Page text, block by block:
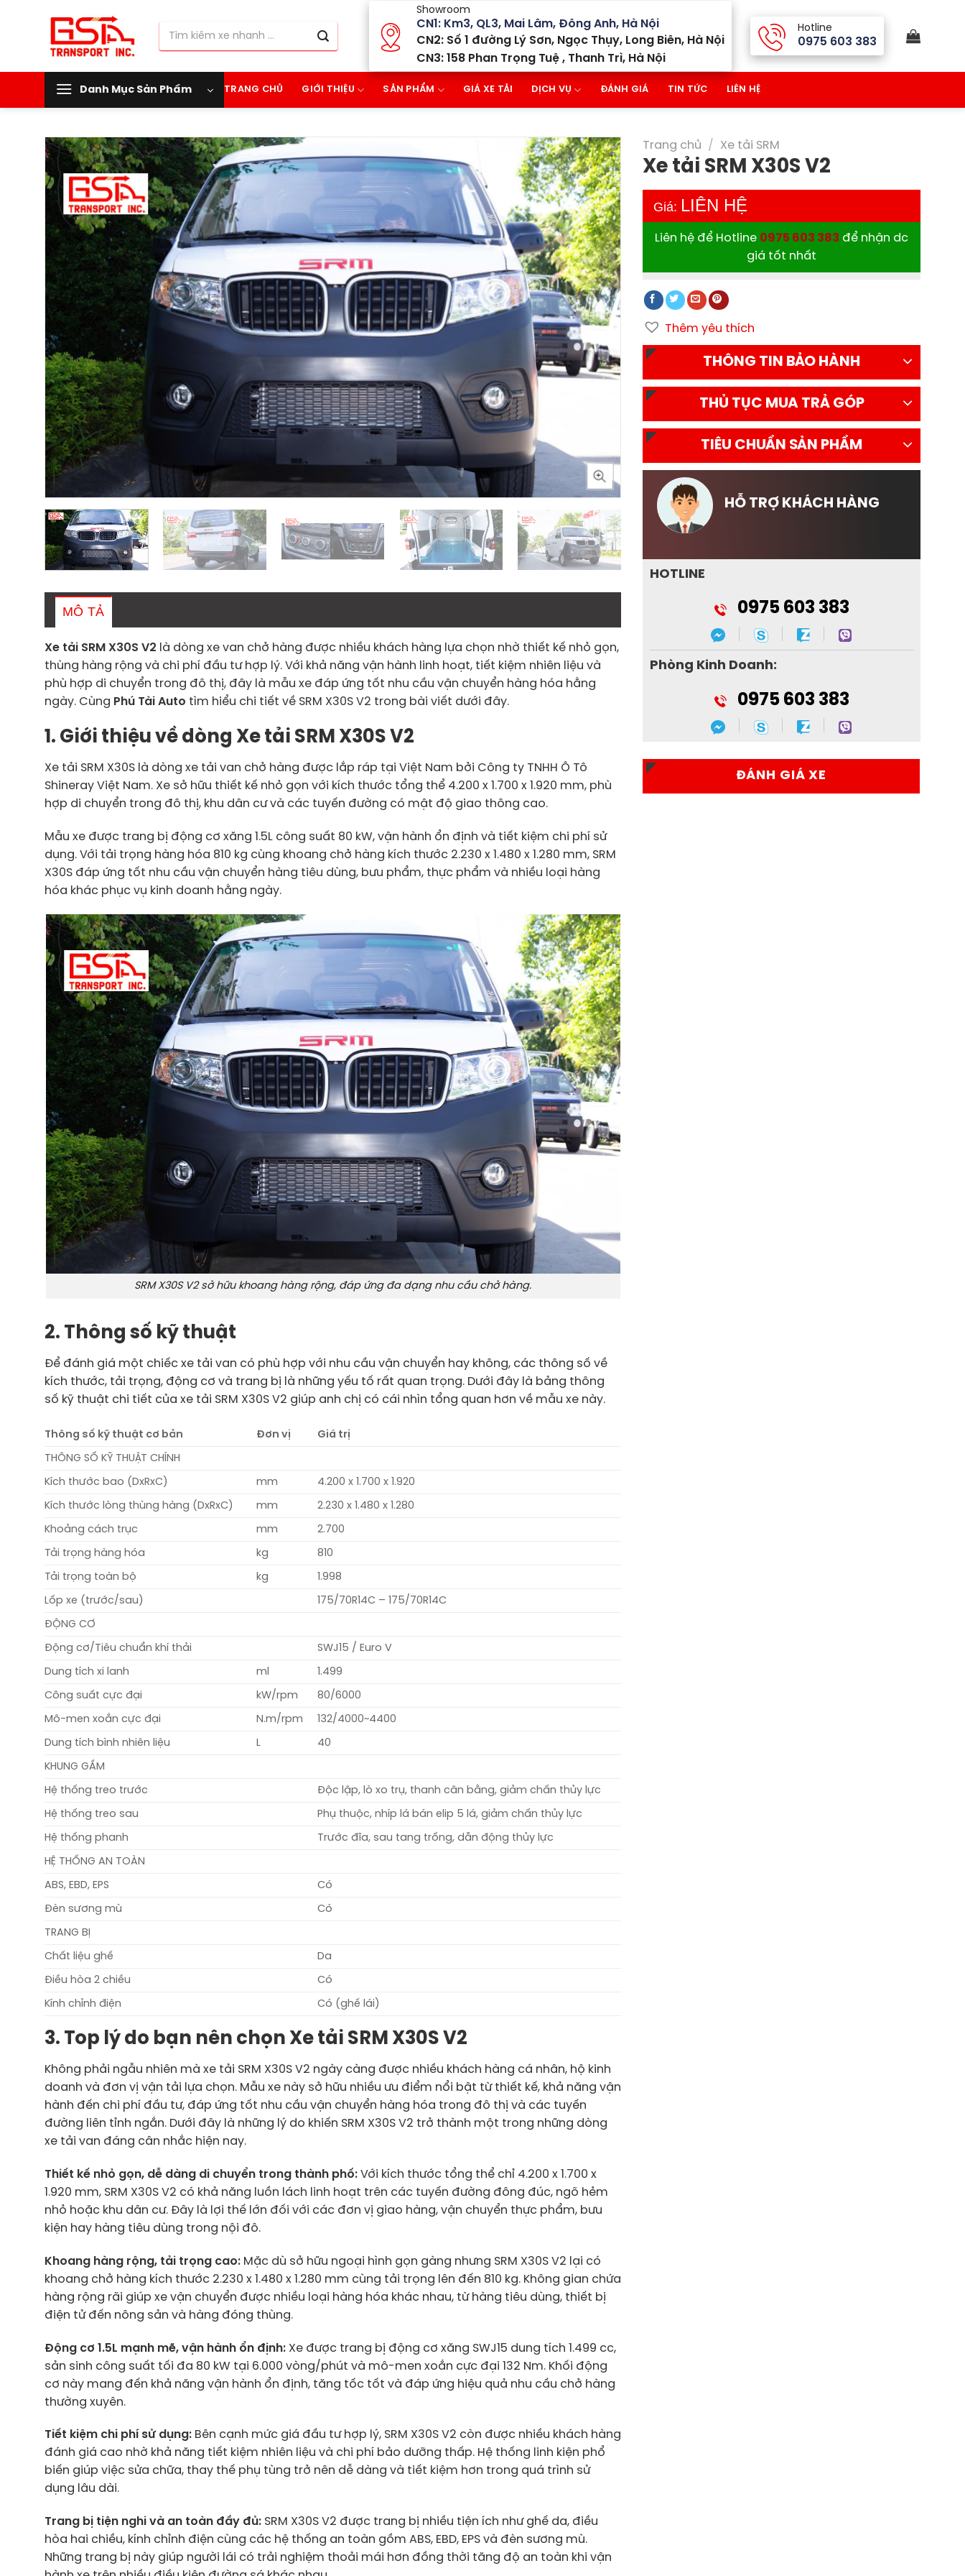
Tìm
Showroom
CN1: Km3, QL3, Mai Lâm, Đông Anh, Hà Nội
CN2: Số 1 đường Lý Sơn, Ngọc Thụy, Long Biên, Hà Nội
CN3: 158 Phan Trọng Tuệ , Thanh Trì, Hà Nội
Hotline
0975 603 383
Danh Mục Sản Phẩm TRANG CHỦ GIỚI THIỆU SẢN PHẨM GIÁ XE TẢI DỊCH VỤ ĐÁNH GIÁ TIN TỨC LIÊN HỆ
MÔ TẢ
Xe tải SRM X30S V2 là dòng xe van chở hàng được nhiều khách hàng lựa chọn nhờ thiết kế nhỏ gọn,
thùng hàng rộng và chi phí đầu tư hợp lý. Với khả năng vận hành linh hoạt, tiết kiệm nhiên liệu và
phù hợp di chuyển trong đô thị, đây là mẫu xe đáp ứng tốt nhu cầu vận chuyển hàng hóa hằng
ngày. Cùng Phú Tài Auto tìm hiểu chi tiết về SRM X30S V2 trong bài viết dưới đây.
1. Giới thiệu về dòng Xe tải SRM X30S V2
Xe tải SRM X30S là dòng xe tải van chở hàng được lắp ráp tại Việt Nam bởi Công ty TNHH Ô Tô
Shineray Việt Nam. Xe sở hữu thiết kế nhỏ gọn với kích thước tổng thể 4.200 x 1.700 x 1.920 mm, phù
hợp di chuyển trong đô thị, khu dân cư và các tuyến đường có mật độ giao thông cao.
Mẫu xe được trang bị động cơ xăng 1.5L công suất 80 kW, vận hành ổn định và tiết kiệm chi phí sử
dụng. Với tải trọng hàng hóa 810 kg cùng khoang chở hàng kích thước 2.230 x 1.480 x 1.280 mm, SRM
X30S đáp ứng tốt nhu cầu vận chuyển hàng tiêu dùng, bưu phẩm, thực phẩm và nhiều loại hàng
hóa khác phục vụ kinh doanh hằng ngày.
SRM X30S V2 sở hữu khoang hàng rộng, đáp ứng đa dạng nhu cầu chở hàng.
2. Thông số kỹ thuật
Để đánh giá một chiếc xe tải van có phù hợp với nhu cầu vận chuyển hay không, các thông số về
kích thước, tải trọng, động cơ và trang bị là những yếu tố rất quan trọng. Dưới đây là bảng thông
số kỹ thuật chi tiết của xe tải SRM X30S V2 giúp anh chị có cái nhìn tổng quan hơn về mẫu xe này.
Thông số kỹ thuật cơ bản Đơn vị Giá trị
THÔNG SỐ KỸ THUẬT CHÍNH
Kích thước bao (DxRxC) mm 4.200 x 1.700 x 1.920
Kích thước lòng thùng hàng (DxRxC) mm 2.230 x 1.480 x 1.280
Khoảng cách trục mm 2.700
Tải trọng hàng hóa kg 810
Tải trọng toàn bộ kg 1.998
Lốp xe (trước/sau) 175/70R14C – 175/70R14C
ĐỘNG CƠ
Động cơ/Tiêu chuẩn khí thải SWJ15 / Euro V
Dung tích xi lanh ml 1.499
Công suất cực đại kW/rpm 80/6000
Mô-men xoắn cực đại N.m/rpm 132/4000~4400
Dung tích bình nhiên liệu L 40
KHUNG GẦM
Hệ thống treo trước Độc lập, lò xo trụ, thanh cân bằng, giảm chấn thủy lực
Hệ thống treo sau Phụ thuộc, nhíp lá bán elip 5 lá, giảm chấn thủy lực
Hệ thống phanh Trước đĩa, sau tang trống, dẫn động thủy lực
HỆ THỐNG AN TOÀN
ABS, EBD, EPS Có
Đèn sương mù Có
TRANG BỊ
Chất liệu ghế Da
Điều hòa 2 chiều Có
Kính chỉnh điện Có (ghế lái)
3. Top lý do bạn nên chọn Xe tải SRM X30S V2
Không phải ngẫu nhiên mà xe tải SRM X30S V2 ngày càng được nhiều khách hàng cá nhân, hộ kinh
doanh và đơn vị vận tải lựa chọn. Mẫu xe này sở hữu nhiều ưu điểm nổi bật từ thiết kế, khả năng vận
hành đến chi phí đầu tư, đáp ứng tốt nhu cầu vận chuyển hàng hóa trong đô thị và các tuyến
đường liên tỉnh ngắn. Dưới đây là những lý do khiến SRM X30S V2 trở thành một trong những dòng
xe tải van đáng cân nhắc hiện nay.
Thiết kế nhỏ gọn, dễ dàng di chuyển trong thành phố: Với kích thước tổng thể chỉ 4.200 x 1.700 x
1.920 mm, SRM X30S V2 có khả năng luồn lách linh hoạt trên các tuyến đường đông đúc, ngõ hẻm
nhỏ hoặc khu dân cư. Đây là lợi thế lớn đối với các đơn vị giao hàng, vận chuyển thực phẩm, bưu
kiện hay hàng tiêu dùng trong nội đô.
Khoang hàng rộng, tải trọng cao: Mặc dù sở hữu ngoại hình gọn gàng nhưng SRM X30S V2 lại có
khoang chở hàng kích thước 2.230 x 1.480 x 1.280 mm cùng tải trọng lên đến 810 kg. Không gian chứa
hàng rộng rãi giúp xe vận chuyển được nhiều loại hàng hóa khác nhau, từ hàng tiêu dùng, thiết bị
điện tử đến nông sản và hàng đóng thùng.
Động cơ 1.5L mạnh mẽ, vận hành ổn định: Xe được trang bị động cơ xăng SWJ15 dung tích 1.499 cc,
sản sinh công suất tối đa 80 kW tại 6.000 vòng/phút và mô-men xoắn cực đại 132 Nm. Khối động
cơ này mang đến khả năng vận hành ổn định, tăng tốc tốt và đáp ứng hiệu quả nhu cầu chở hàng
thường xuyên.
Tiết kiệm chi phí sử dụng: Bên cạnh mức giá đầu tư hợp lý, SRM X30S V2 còn được nhiều khách hàng
đánh giá cao nhờ khả năng tiết kiệm nhiên liệu và chi phí bảo dưỡng thấp. Hệ thống linh kiện phổ
biến giúp việc sửa chữa, thay thế phụ tùng trở nên dễ dàng và tiết kiệm hơn trong quá trình sử
dụng lâu dài.
Trang bị tiện nghi và an toàn đầy đủ: SRM X30S V2 được trang bị nhiều tiện ích như ghế da, điều
hòa hai chiều, kính chỉnh điện cùng các hệ thống an toàn gồm ABS, EBD, EPS và đèn sương mù.
Những trang bị này giúp người lái có trải nghiệm thoải mái hơn đồng thời tăng độ an toàn khi vận
Trang chủ / Xe tải SRM
Xe tải SRM X30S V2
Giá: LIÊN HỆ
Liên hệ để Hotline 0975 603 383 để nhận dc
giá tốt nhất
Thêm yêu thích
THÔNG TIN BẢO HÀNH
THỦ TỤC MUA TRẢ GÓP
TIÊU CHUẨN SẢN PHẨM
HỖ TRỢ KHÁCH HÀNG
HOTLINE
0975 603 383
Phòng Kinh Doanh:
0975 603 383
ĐÁNH GIÁ XE